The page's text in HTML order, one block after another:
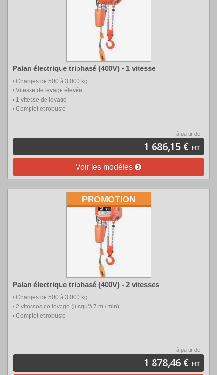
Palan électrique triphasé (400V) - 1 vitesse
Charges de 500 à 3 000 kg
Vitesse de levage élevée
1 vitesse de levage
Complet et robuste
à partir de
1 686,15 € HT
Voir les modèles
PROMOTION
Palan électrique triphasé (400V) - 2 vitesses
Charges de 500 à 3 000 kg
2 vitesses de levage (jusqu'à 7 m / min)
Complet et robuste
à partir de
1 878,46 € HT